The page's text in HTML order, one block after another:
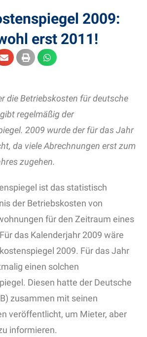
2009:
erst 2011!
die Betriebskosten für deutsche
regelmäßig der
2009 wurde der für das Jahr
da viele Abrechnungen erst zum
zugehen.
ist das statistisch
der Betriebskosten von
für den Zeitraum eines
das Kalenderjahr 2009 wäre
2009. Für das Jahr
einen solchen
Diesen hatte der Deutsche
zusammen mit seinen
veröffentlicht, um Mieter, aber
informieren.